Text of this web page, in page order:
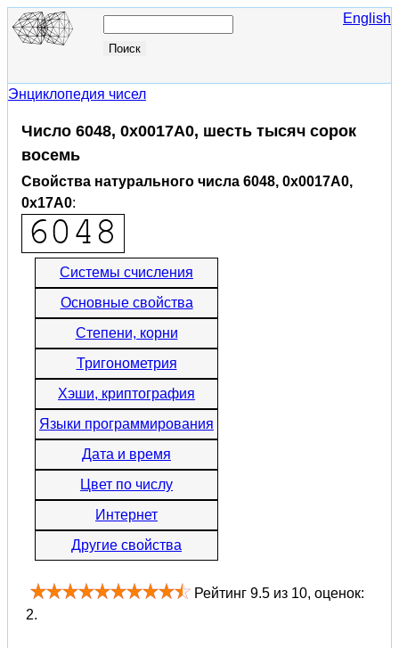
English
Энциклопедия чисел
Число 6048, 0x0017A0, шесть тысяч сорок
восемь
Свойства натурального числа 6048, 0x0017A0,
0x17A0:
Системы счисления
Основные свойства
Степени, корни
Тригонометрия
Хэши, криптография
Языки программирования
Дата и время
Цвет по числу
Интернет
Другие свойства
Рейтинг 9.5 из 10, оценок:
2.